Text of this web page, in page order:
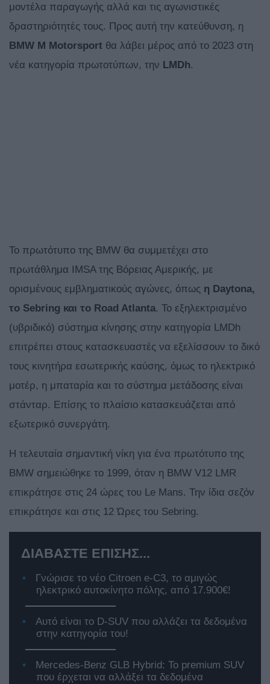
μοντέλα παραγωγής αλλά και τις αγωνιστικές
δραστηριότητές τους. Προς αυτή την κατεύθυνση, η
BMW M Motorsport θα λάβει μέρος από το 2023 στη
νέα κατηγορία πρωτοτύπων, την LMDh.
Το πρωτότυπο της BMW θα συμμετέχει στο
πρωτάθλημα IMSA της Βόρειας Αμερικής, με
ορισμένους εμβληματικούς αγώνες, όπως η Daytona,
το Sebring και το Road Atlanta. Το εξηλεκτρισμένο
(υβριδικό) σύστημα κίνησης στην κατηγορία LMDh
επιτρέπει στους κατασκευαστές να εξελίσσουν το δικό
τους κινητήρα εσωτερικής καύσης, όμως το ηλεκτρικό
μοτέρ, η μπαταρία και το σύστημα μετάδοσης είναι
στάνταρ. Επίσης το πλαίσιο κατασκευάζεται από
εξωτερικό συνεργάτη.
Η τελευταία σημαντική νίκη για ένα πρωτότυπο της
BMW σημειώθηκε το 1999, όταν η BMW V12 LMR
επικράτησε στις 24 ώρες του Le Mans. Την ίδια σεζόν
επικράτησε και στις 12 Ώρες του Sebring.
ΔΙΑΒΑΣΤΕ ΕΠΙΣΗΣ...
Γνώρισε το νέο Citroen e-C3, το αμιγώς
ηλεκτρικό αυτοκίνητο πόλης, από 17.900€!
Αυτό είναι το D-SUV που αλλάζει τα δεδομένα
στην κατηγορία του!
Mercedes-Benz GLB Hybrid: Το premium SUV
που έρχεται να αλλάξει τα δεδομένα